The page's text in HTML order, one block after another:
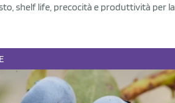
shelf life, precocità e produttività per la